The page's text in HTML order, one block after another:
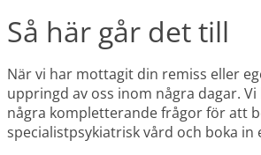
Så här går det till
När vi har mottagit din remiss eller
uppringd av oss inom några dagar.
några kompletterande frågor för att
specialistpsykiatrisk vård och boka in